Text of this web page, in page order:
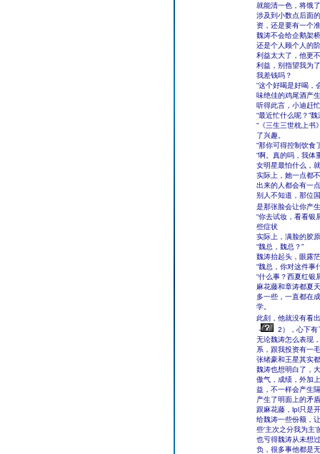
就能清一色，将饿
涉及到小数点后面
资，还是要有一个
魏涛不会给企鹅架
还是个人顾个人的
利益太大了，他更
利益，别指望我为
我差钱吗？
“这个好喝是好喝，
味绝佳的鸡尾酒产
听得此言，小迪赶
“最近忙什么呢？”
“《三生三世枕上书
了兴趣。
“那你可得控制饮食
“啊。真的吗，我体
女明星最怕什么，
实际上，她一点都
出来的人都会有一
别人不知道，那位
是那张脸会让你产
“你去试妆，看看银
些症状
实际上，满脸的胶
“魏总，魏总？”
魏涛抬起头，眼露
“魏总，你对这件事
“什么事？西夏红银
麻花藤和章涛都夏
多一些，一直都在
学。
此刻，他就没有看
-
2），心下有
无论魏涛怎么表现
系，跟我投资有一
张绪豪和王星其实
魏涛也想明白了，
傲气，成绩，外加
益，不一样会产生
产生了明面上的矛
跟麻花藤，lpl只是
给魏涛一些份额，
些‘主次之分我为主
也亏得魏涛从未想
负，很多事他都是